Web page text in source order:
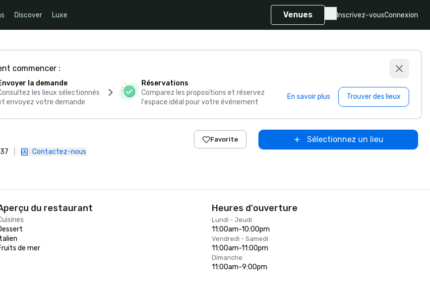
Discover Luxe Venues Inscrivez-vousConnexion
commencer :
la demande
les lieux sélectionnés
envoyez votre demande
Réservations
Comparez les propositions et réservez
l'espace idéal pour votre événement
En savoir plus Trouver des lieux
Contactez-nous
Favorite Sélectionnez un lieu
du restaurant
Italien
de mer
Heures d'ouverture
Lundi - Jeudi
11:00am-10:00pm
Vendredi - Samedi
11:00am-11:00pm
Dimanche
11:00am-9:00pm